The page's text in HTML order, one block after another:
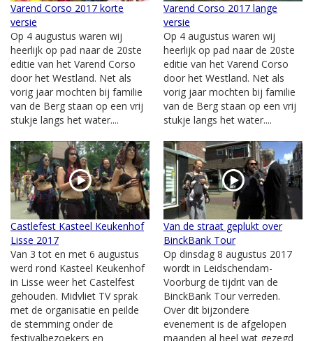
Varend Corso 2017 korte
versie
Op 4 augustus waren wij
heerlijk op pad naar de 20ste
editie van het Varend Corso
door het Westland. Net als
vorig jaar mochten bij familie
van de Berg staan op een vrij
stukje langs het water....
Varend Corso 2017 lange
versie
Op 4 augustus waren wij
heerlijk op pad naar de 20ste
editie van het Varend Corso
door het Westland. Net als
vorig jaar mochten bij familie
van de Berg staan op een vrij
stukje langs het water....
Castlefest Kasteel Keukenhof
Lisse 2017
Van 3 tot en met 6 augustus
werd rond Kasteel Keukenhof
in Lisse weer het Castelfest
gehouden. Midvliet TV sprak
met de organisatie en peilde
de stemming onder de
festivalbezoekers en
Van de straat geplukt over
BinckBank Tour
Op dinsdag 8 augustus 2017
wordt in Leidschendam-
Voorburg de tijdrit van de
BinckBank Tour verreden.
Over dit bijzondere
evenement is de afgelopen
maanden al heel wat gezegd